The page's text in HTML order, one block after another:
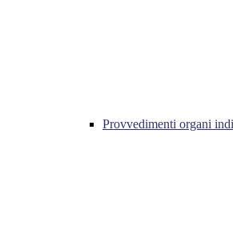
Provvedimenti organi